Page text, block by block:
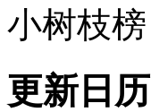
小树枝榜
更新日历